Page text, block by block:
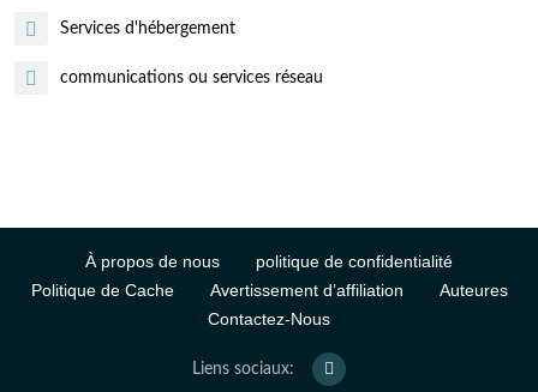
Services d'hébergement
communications ou services réseau
À propos de nous
politique de confidentialité
Politique de Cache
Avertissement d’affiliation
Auteures
Contactez-Nous
Liens sociaux: